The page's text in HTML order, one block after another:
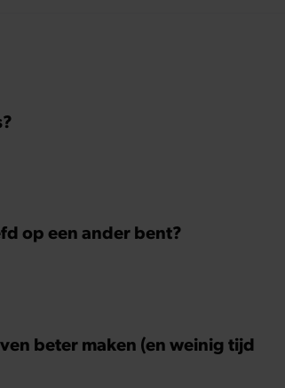
op een ander bent?
beter maken (en weinig tijd